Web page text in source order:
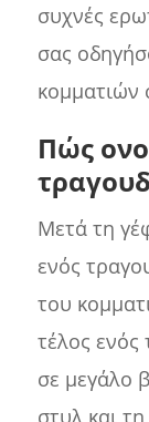
συχνές
σας
κομματιών
Πώς
Μετά τη
ενός
του
τέλος ενός
σε μεγάλο
στυλ και